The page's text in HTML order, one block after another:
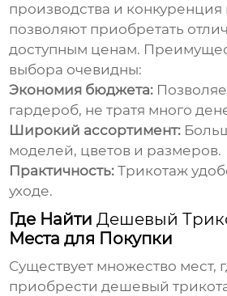
производства и конкуренция
позволяют приобретать
доступным ценам.
выбора очевидны:
Экономия бюджета:
гардероб, не тратя много
Широкий ассортимент:
моделей, цветов и размеров.
Практичность: Трикотаж
уходе.
Где НайтиДешевый
Места для Покупки
Существует множество мест,
приобрестидешевый